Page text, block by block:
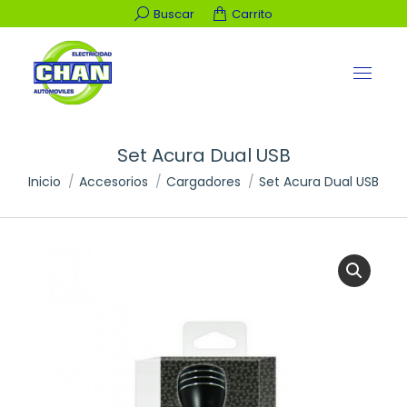
Buscar:
Buscar Carrito
Set Acura Dual USB
Estás aquí:
Inicio Accesorios Cargadores Set Acura Dual USB